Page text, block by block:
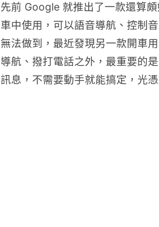
先前 Google 就推出了一款還算
車中使用，可以語音導航、控制
無法做到，最近發現另一款開車
導航、撥打電話之外，最重要的
訊息，不需要動手就能搞定，光